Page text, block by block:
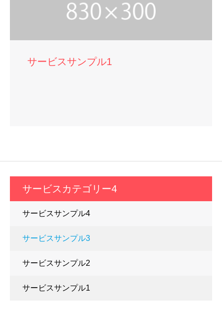
サービスサンプル1
サービスカテゴリー4
サービスサンプル4
サービスサンプル3
サービスサンプル2
サービスサンプル1